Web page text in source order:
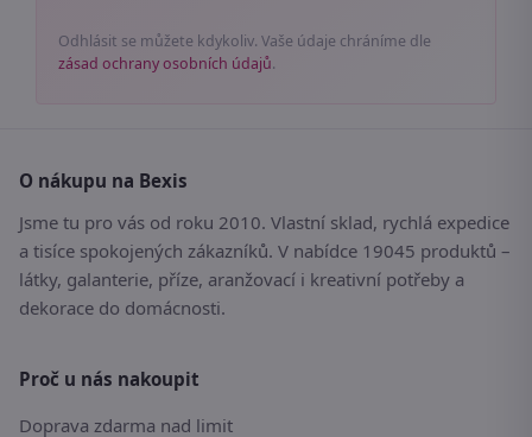
Odhlásit se můžete kdykoliv. Vaše údaje chráníme dle
zásad ochrany osobních údajů.
O nákupu na Bexis
Jsme tu pro vás od roku 2010. Vlastní sklad, rychlá expedice
a tisíce spokojených zákazníků. V nabídce 19045 produktů –
látky, galanterie, příze, aranžovací i kreativní potřeby a
dekorace do domácnosti.
Proč u nás nakoupit
Doprava zdarma nad limit